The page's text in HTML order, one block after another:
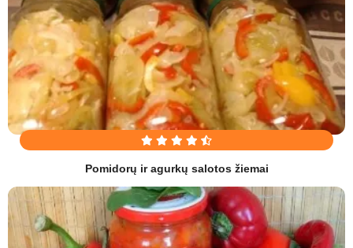
Pomidorų ir agurkų salotos žiemai